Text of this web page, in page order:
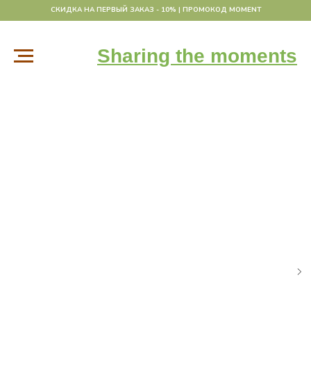
СКИДКА НА ПЕРВЫЙ ЗАКАЗ - 10% | ПРОМОКОД MOMENT
Sharing the moments